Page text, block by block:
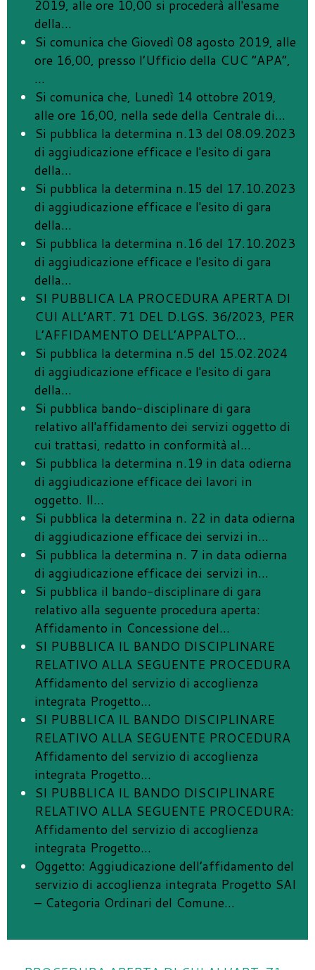
2019, alle ore 10,00 si procederà all'esame
della…
Si comunica che Giovedì 08 agosto 2019, alle
ore 16,00, presso l’Ufficio della CUC “APA”,
…
Si comunica che, Lunedì 14 ottobre 2019,
alle ore 16,00, nella sede della Centrale di…
Si pubblica la determina n.13 del 08.09.2023
di aggiudicazione efficace e l'esito di gara
della…
Si pubblica la determina n.15 del 17.10.2023
di aggiudicazione efficace e l'esito di gara
della…
Si pubblica la determina n.16 del 17.10.2023
di aggiudicazione efficace e l'esito di gara
della…
SI PUBBLICA LA PROCEDURA APERTA DI
CUI ALL’ART. 71 DEL D.LGS. 36/2023, PER
L’AFFIDAMENTO DELL’APPALTO…
Si pubblica la determina n.5 del 15.02.2024
di aggiudicazione efficace e l'esito di gara
della…
Si pubblica bando-disciplinare di gara
relativo all'affidamento dei servizi oggetto di
cui trattasi, redatto in conformità al…
Si pubblica la determina n.19 in data odierna
di aggiudicazione efficace dei lavori in
oggetto. Il…
Si pubblica la determina n. 22 in data odierna
di aggiudicazione efficace dei servizi in…
Si pubblica la determina n. 7 in data odierna
di aggiudicazione efficace dei servizi in…
Si pubblica il bando-disciplinare di gara
relativo alla seguente procedura aperta:
Affidamento in Concessione del…
SI PUBBLICA IL BANDO DISCIPLINARE
RELATIVO ALLA SEGUENTE PROCEDURA
Affidamento del servizio di accoglienza
integrata Progetto…
SI PUBBLICA IL BANDO DISCIPLINARE
RELATIVO ALLA SEGUENTE PROCEDURA
Affidamento del servizio di accoglienza
integrata Progetto…
SI PUBBLICA IL BANDO DISCIPLINARE
RELATIVO ALLA SEGUENTE PROCEDURA:
Affidamento del servizio di accoglienza
integrata Progetto…
Oggetto: Aggiudicazione dell’affidamento del
servizio di accoglienza integrata Progetto SAI
– Categoria Ordinari del Comune…